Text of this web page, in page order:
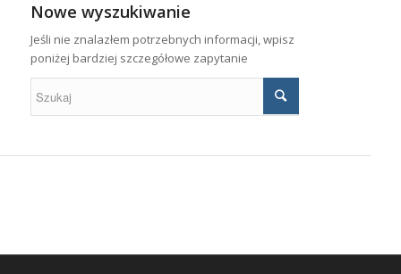
Nowe wyszukiwanie
Jeśli nie znalazłem potrzebnych informacji, wpisz
poniżej bardziej szczegółowe zapytanie